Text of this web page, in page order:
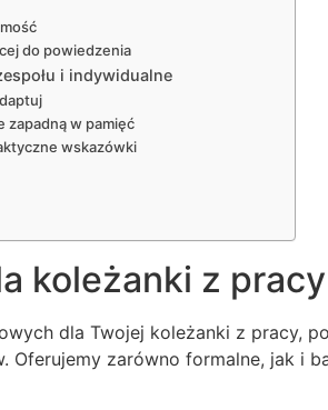
do powiedzenia
i indywidualne
w pamięć
wskazówki
koleżanki z pracy
dla Twojej koleżanki z pracy,
Oferujemy zarówno formalne, jak i